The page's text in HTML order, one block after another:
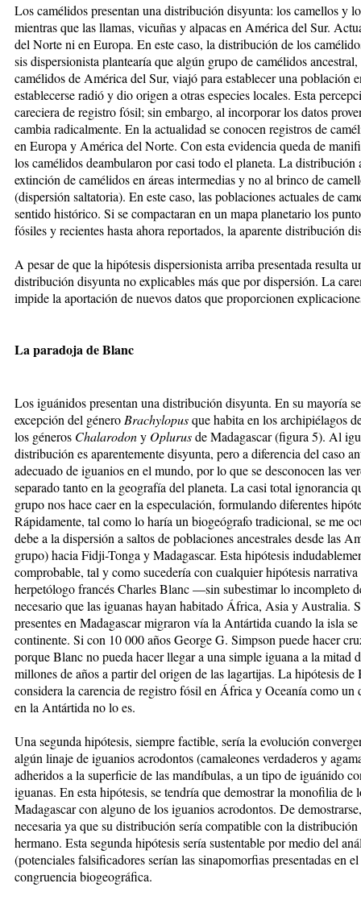
Los camélidos presentan una distribución disyunta: los camellos y
mientras que las llamas, vicuñas y alpacas en América del Sur.
del Norte ni en Europa. En este caso, la distribución de los
sis dispersionista plantearía que algún grupo de camélidos
camélidos de América del Sur, viajó para establecer una población
establecerse radió y dio origen a otras especies locales. Esta
careciera de registro fósil; sin embargo, al incorporar los datos
cambia radicalmente. En la actualidad se conocen registros de
en Europa y América del Norte. Con esta evidencia queda de
los camélidos deambularon por casi todo el planeta. La distribución
extinción de camélidos en áreas intermedias y no al brinco de
(dispersión saltatoria). En este caso, las poblaciones actuales de
sentido histórico. Si se compactaran en un mapa planetario los
fósiles y recientes hasta ahora reportados, la aparente distribución
A pesar de que la hipótesis dispersionista arriba presentada resulta
distribución disyunta no explicables más que por dispersión. La
impide la aportación de nuevos datos que proporcionen
La paradoja de Blanc
Los iguánidos presentan una distribución disyunta. En su mayoría
excepción del género Brachylopusque habita en los archipiélagos
los géneros Chalarodony Oplurusde Madagascar (figura 5). Al
distribución es aparentemente disyunta, pero a diferencia del caso
adecuado de iguanios en el mundo, por lo que se desconocen las
separado tanto en la geografía del planeta. La casi total ignorancia
grupo nos hace caer en la especulación, formulando diferentes
Rápidamente, tal como lo haría un biogeógrafo tradicional, se me
debe a la dispersión a saltos de poblaciones ancestrales desde las
grupo) hacia Fidji-Tonga y Madagascar. Esta hipótesis
comprobable, tal y como sucedería con cualquier hipótesis
herpetólogo francés Charles Blanc —sin subestimar lo incompleto
necesario que las iguanas hayan habitado África, Asia y Australia.
presentes en Madagascar migraron vía la Antártida cuando la isla se
continente. Si con 10 000 años George G. Simpson puede hacer
porque Blanc no pueda hacer llegar a una simple iguana a la mitad
millones de años a partir del origen de las lagartijas. La hipótesis
considera la carencia de registro fósil en África y Oceanía como un
en la Antártida no lo es.
Una segunda hipótesis, siempre factible, sería la evolución
algún linaje de iguanios acrodontos (camaleones verdaderos y
adheridos a la superficie de las mandíbulas, a un tipo de iguánido
iguanas. En esta hipótesis, se tendría que demostrar la monofilia
Madagascar con alguno de los iguanios acrodontos. De
necesaria ya que su distribución sería compatible con la
hermano. Esta segunda hipótesis sería sustentable por medio del
(potenciales falsificadores serían las sinapomorfias presentadas en
congruencia biogeográfica.